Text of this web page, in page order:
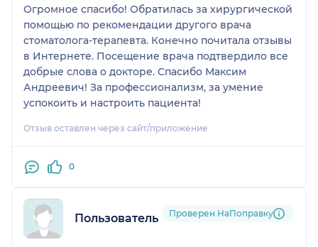
Огромное спасибо! Обратилась за хирургической
помощью по рекомендации другого врача
стоматолога-терапевта. Конечно почитала отзывы
в Интернете. Посещение врача подтвердило все
добрые слова о докторе. Спасибо Максим
Андреевич! За профессионализм, за умение
успокоить и настроить пациента!
Отзыв оставлен через сайт/приложение
0
Пользователь НаПоправку
Проверен НаПоправку